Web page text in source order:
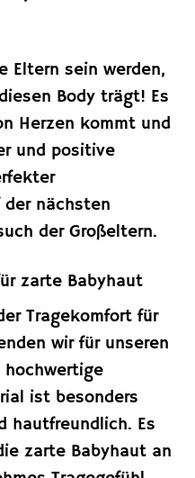
Eltern sein werden,
Body trägt! Es
Herzen kommt und
und positive
der nächsten
der Großeltern.
zarte Babyhaut
Tragekomfort für
wir für unseren
ist besonders
hautfreundlich. Es
zarte Babyhaut an